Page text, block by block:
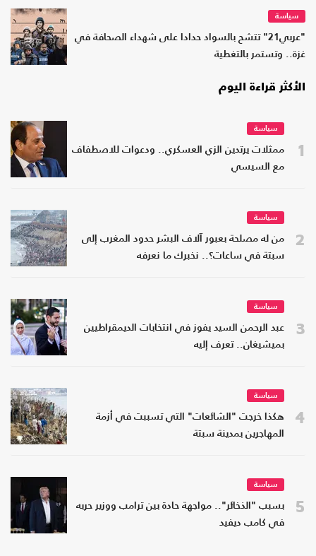
سياسة
"عربي21" تتشح بالسواد حدادا على شهداء الصحافة في
غزة.. وتستمر بالتغطية
الأكثر قراءة اليوم
1
سياسة
ممثلات يرتدين الزي العسكري.. ودعوات للاصطفاف
مع السيسي
2
سياسة
من له مصلحة بعبور آلاف البشر حدود المغرب إلى
سبتة في ساعات؟.. نخبرك ما نعرفه
3
سياسة
عبد الرحمن السيد يفوز في انتخابات الديمقراطيين
بميشيغان.. تعرف إليه
4
سياسة
هكذا خرجت "الشائعات" التي تسببت في أزمة
المهاجرين بمدينة سبتة
5
سياسة
بسبب "الذخائر".. مواجهة حادة بين ترامب ووزير حربه
في كامب ديفيد